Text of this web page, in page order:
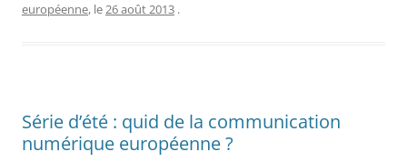
européenne, le26 août 2013 .
Série d’été : quid de la communication
numérique européenne ?